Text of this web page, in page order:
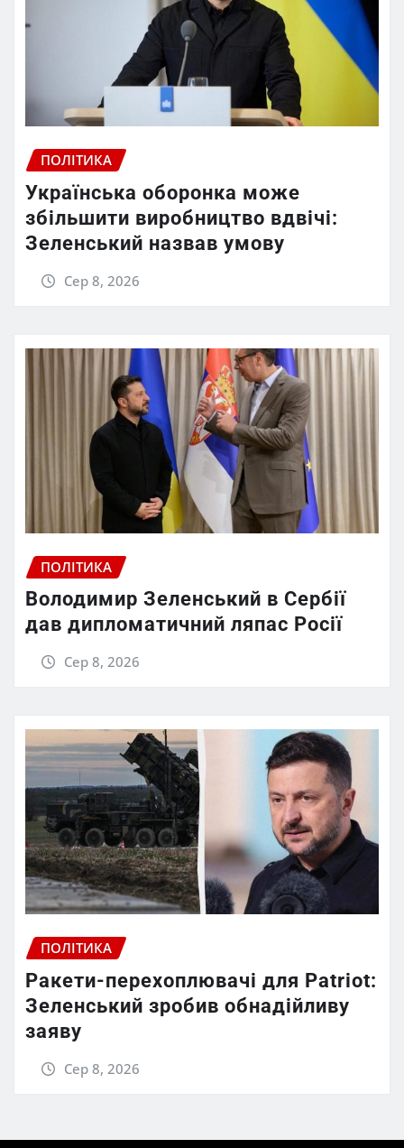
ПОЛІТИКА
Українська оборонка може
збільшити виробництво вдвічі:
Зеленський назвав умову
Сер 8, 2026
ПОЛІТИКА
Володимир Зеленський в Сербії
дав дипломатичний ляпас Росії
Сер 8, 2026
ПОЛІТИКА
Ракети-перехоплювачі для Patriot:
Зеленський зробив обнадійливу
заяву
Сер 8, 2026